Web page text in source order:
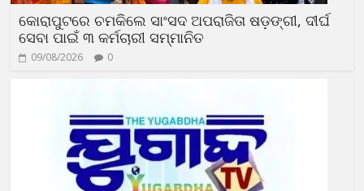
କୋରାପୁଟରେ ଚମକିଲେ ସାଂସଦ ଅପରାଜିତା ଷଡ଼ଙ୍ଗୀ, ଦୀର୍ଘ
ସେବା ପାଇଁ ୩ କର୍ମଚାରୀ ସମ୍ମାନିତ
09/08/2026 0